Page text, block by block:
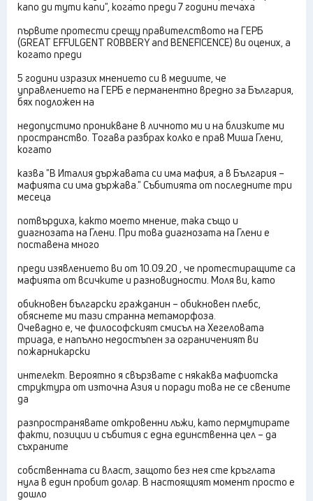
капо ди тути капи", когато преди 7 години течаха
първите протести срещу правителството на ГЕРБ
(GREAT EFFULGENT ROBBERY and BENEFICENCE) ви оцених, а
когато преди
5 години изразих мнението си в медиите, че
управлението на ГЕРБ е перманентно вредно за България,
бях подложен на
недопустимо проникване в личното ми и на близките ми
пространство. Тогава разбрах колко е прав Миша Глени,
когато
казва "В Италия държавата си има мафия, а в България –
мафията си има държава." Събитията от последните три
месеца
потвърдиха, както моето мнение, така също и
диагнозата на Глени. При това диагнозата на Глени е
поставена много
преди изявлението ви от 10.09.20 , че протестиращите са
мафията от всичките и разновидности. Моля ви, като
обикновен български гражданин – обикновен плебс,
обяснете ми тази странна метаморфоза.
Очевадно е, че философският смисъл на Хегеловата
триада, е напълно недостъпен за ограниченият ви
пожарникарски
интелект. Вероятно я свързвате с някаква мафиотска
структура от източна Азия и поради това не се свените
да
разпространявате откровенни лъжи, като пермутирате
факти, позиции и събития с една единственна цел – да
съхраните
собственната си власт, защото без нея сте кръглата
нула в един пробит долар. В настоящият момент просто е
дошло